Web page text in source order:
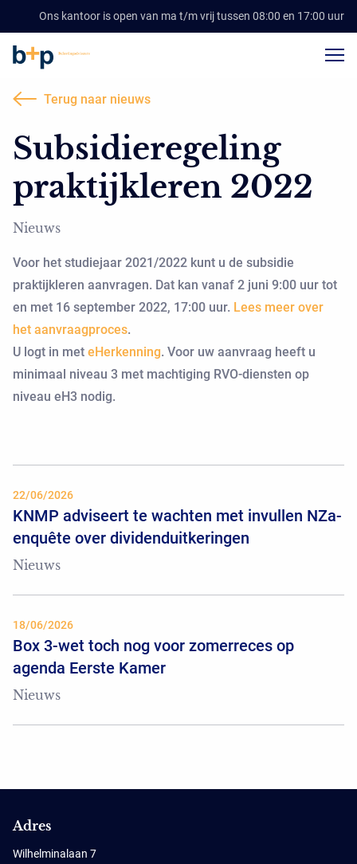
Ons kantoor is open van ma t/m vrij tussen 08:00 en 17:00 uur
Terug naar nieuws
Subsidieregeling
praktijkleren 2022
Nieuws
Voor het studiejaar 2021/2022 kunt u de subsidie
praktijkleren aanvragen. Dat kan vanaf 2 juni 9:00 uur tot
en met 16 september 2022, 17:00 uur. Lees meer over
het aanvraagproces.
U logt in met eHerkenning. Voor uw aanvraag heeft u
minimaal niveau 3 met machtiging RVO-diensten op
niveau eH3 nodig.
22/06/2026
KNMP adviseert te wachten met invullen NZa-
enquête over dividenduitkeringen
Nieuws
18/06/2026
Box 3-wet toch nog voor zomerreces op
agenda Eerste Kamer
Nieuws
Adres
Wilhelminalaan 7